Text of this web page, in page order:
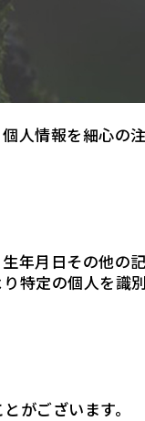
人情報を細心の
年月日その他の
特定の個人を識
がございます。